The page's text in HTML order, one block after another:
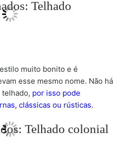
muito bonito e é
esse mesmo nome. Não há
telhado, por isso pode
clássicas ou rústicas.